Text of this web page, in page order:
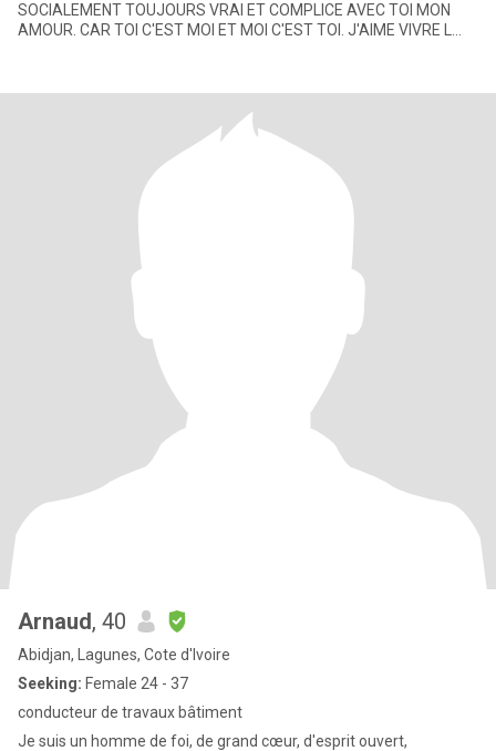
SOCIALEMENT TOUJOURS VRAI ET COMPLICE AVEC TOI MON
AMOUR. CAR TOI C'EST MOI ET MOI C'EST TOI. J'AIME VIVRE L
Arnaud, 40
Abidjan, Lagunes, Cote d'Ivoire
Seeking: Female 24 - 37
conducteur de travaux bâtiment
Je suis un homme de foi, de grand cœur, d'esprit ouvert,